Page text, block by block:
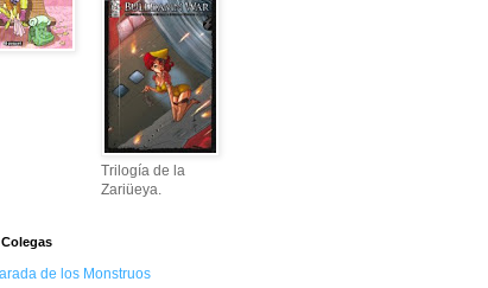
Trilogía de la
Zariüeya.
de los Monstruos